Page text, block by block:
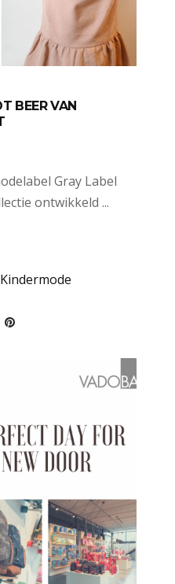
BEER VAN
Gray Label
ontwikkeld
Kindermode